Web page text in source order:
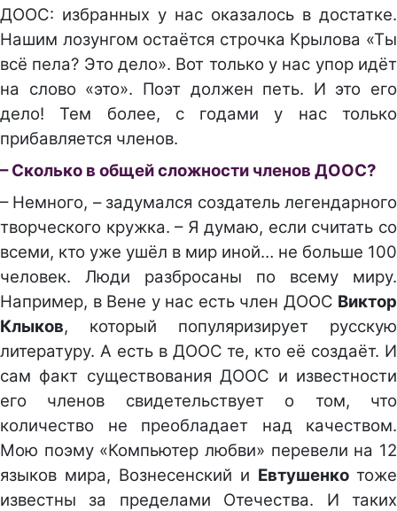
ДООС: избранных у нас оказалось в достатке.
Нашим лозунгом остаётся строчка Крылова «Ты
всё пела? Это дело». Вот только у нас упор идёт
на слово «это». Поэт должен петь. И это его
дело! Тем более, с годами у нас только
прибавляется членов.
– Сколько в общей сложности членов ДООС?
– Немного, – задумался создатель легендарного
творческого кружка. – Я думаю, если считать со
всеми, кто уже ушёл в мир иной… не больше 100
человек. Люди разбросаны по всему миру.
Например, в Вене у нас есть член ДООС Виктор
Клыков, который популяризирует русскую
литературу. А есть в ДООС те, кто её создаёт. И
сам факт существования ДООС и известности
его членов свидетельствует о том, что
количество не преобладает над качеством.
Мою поэму «Компьютер любви» перевели на 12
языков мира, Вознесенский и Евтушенко тоже
известны за пределами Отечества. И таких